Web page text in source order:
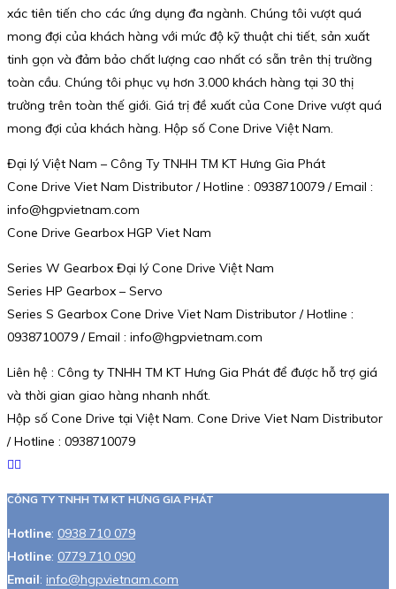
xác tiên tiến cho các ứng dụng đa ngành. Chúng tôi vượt quá
mong đợi của khách hàng với mức độ kỹ thuật chi tiết, sản xuất
tinh gọn và đảm bảo chất lượng cao nhất có sẵn trên thị trường
toàn cầu. Chúng tôi phục vụ hơn 3.000 khách hàng tại 30 thị
trường trên toàn thế giới. Giá trị đề xuất của Cone Drive vượt quá
mong đợi của khách hàng. Hộp số Cone Drive Việt Nam.
Đại lý Việt Nam – Công Ty TNHH TM KT Hưng Gia Phát
Cone Drive Viet Nam Distributor / Hotline : 0938710079 / Email :
info@hgpvietnam.com
Cone Drive Gearbox HGP Viet Nam
Series W Gearbox Đại lý Cone Drive Việt Nam
Series HP Gearbox – Servo
Series S Gearbox Cone Drive Viet Nam Distributor / Hotline :
0938710079 / Email : info@hgpvietnam.com
Liên hệ : Công ty TNHH TM KT Hưng Gia Phát để được hỗ trợ giá
và thời gian giao hàng nhanh nhất.
Hộp số Cone Drive tại Việt Nam. Cone Drive Viet Nam Distributor
/ Hotline : 0938710079
CÔNG TY TNHH TM KT HƯNG GIA PHÁT
Hotline: 0938 710 079
Hotline: 0779 710 090
Email: info@hgpvietnam.com